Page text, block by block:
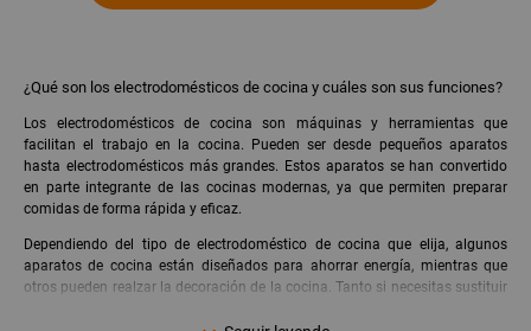
¿Qué son los electrodomésticos de cocina y cuáles son sus funciones?
Los electrodomésticos de cocina son máquinas y herramientas que
facilitan el trabajo en la cocina. Pueden ser desde pequeños aparatos
hasta electrodomésticos más grandes. Estos aparatos se han convertido
en parte integrante de las cocinas modernas, ya que permiten preparar
comidas de forma rápida y eficaz.
Dependiendo del tipo de electrodoméstico de cocina que elija, algunos
aparatos de cocina están diseñados para ahorrar energía, mientras que
otros pueden realzar la decoración de la cocina. Tanto si necesitas sustituir